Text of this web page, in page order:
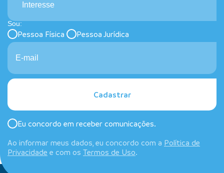
Interesse
Sou:
Pessoa Física Pessoa Jurídica
Cadastrar
Eu concordo em receber comunicações.
Ao informar meus dados, eu concordo com a Política de
Privacidade e com os Termos de Uso.